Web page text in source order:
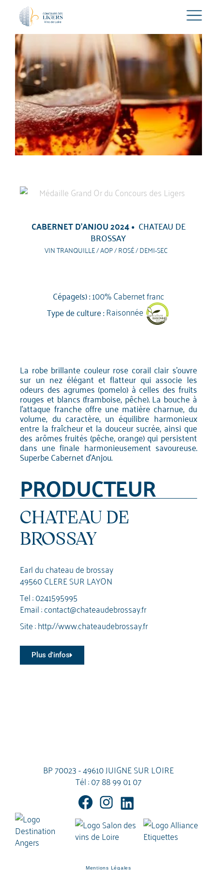
CABERNET D'ANJOU 2024 CHATEAU DE
BROSSAY
VIN TRANQUILLE / AOP / ROSÉ / DEMI-SEC
Cépage(s) :100% Cabernet franc
Type de culture :Raisonnée
La robe brillante couleur rose corail clair s'ouvre
sur un nez élégant et flatteur qui associe les
odeurs des agrumes (pomelo) à celles des fruits
rouges et blancs (framboise, pêche). La bouche à
l'attaque franche offre une matière charnue, du
volume, du caractère, un équilibre harmonieux
entre la fraîcheur et la douceur sucrée, ainsi que
des arômes fruités (pêche, orange) qui persistent
dans une finale harmonieusement savoureuse.
Superbe Cabernet d'Anjou.
PRODUCTEUR
CHATEAU DE
BROSSAY
Earl du chateau de brossay
49560 CLERE SUR LAYON
Tel :0241595995
Email :contact@chateaudebrossay.fr
Site :http://www.chateaudebrossay.fr
Plus d'infos
BP 70023 - 49610 JUIGNE SUR LOIRE
Tél :07 88 99 01 07
Mentions Légales